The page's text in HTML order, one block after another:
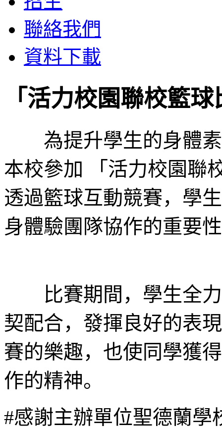
聯絡我們
資料下載
「活力校園聯校籃
為提升學生的身體素
本校參加 「活力校園聯
透過籃球互動競賽，學
身體驗團隊協作的重要
比賽期間，學生全力
契配合，發揮良好的表
賽的樂趣，也使同學獲
作的精神。
#感謝主辦單位聖德蘭